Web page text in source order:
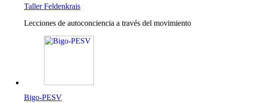
Taller Feldenkrais
Lecciones de autoconciencia a través del movimiento
Bigo-PESV